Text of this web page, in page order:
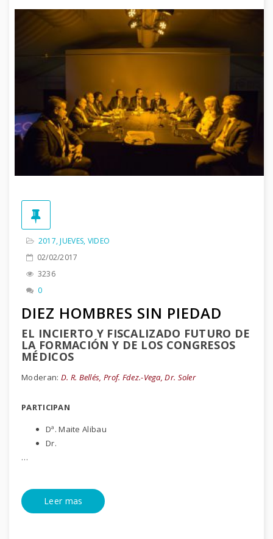
2017,JUEVES, VIDEO
02/02/2017
3236
0
DIEZ HOMBRES SIN PIEDAD
EL INCIERTO Y FISCALIZADO FUTURO DE
LA FORMACIÓN Y DE LOS CONGRESOS
MÉDICOS
Moderan: D. R. Bellés, Prof. Fdez.-Vega, Dr. Soler
PARTICIPAN
Dª. Maite Alibau
Dr.
…
Leer mas